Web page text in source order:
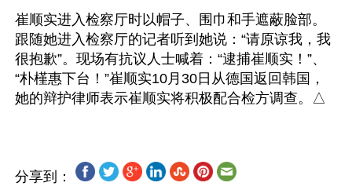
崔顺实进入检察厅时以帽子、围巾和手遮蔽脸部。
跟随她进入检察厅的记者听到她说：“请原谅我，我
很抱歉”。现场有抗议人士喊着：“逮捕崔顺实！”、
“朴槿惠下台！”崔顺实10月30日从德国返回韩国，
分享到：